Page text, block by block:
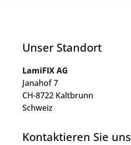
Unser Standort
LamiFIX AG
Janahof 7
CH-8722 Kaltbrunn
Schweiz
Kontaktieren Sie uns